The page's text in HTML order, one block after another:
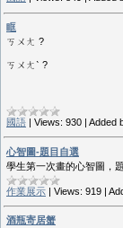
眶
ㄎㄨㄤ ?
ㄎㄨㄤˋ ?
國語 | Views: 930 | Added
心智圖-題目自選
學生第一次畫的心智圖，題
作業展示 | Views: 919 |
酒瓶寄居蟹